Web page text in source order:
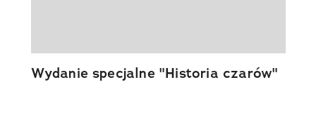
Wydanie specjalne "Historia czarów"